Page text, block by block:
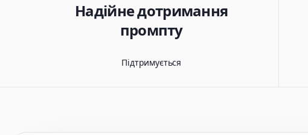
Надійне дотримання
промпту
Підтримується